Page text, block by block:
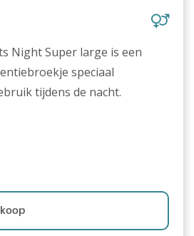
Night Super large is een
speciaal
tijdens de nacht.